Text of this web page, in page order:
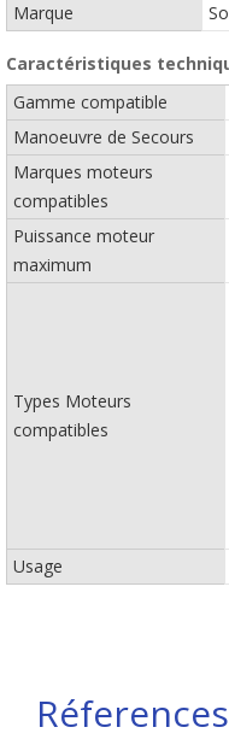
Marque
Caractéristiques
Gamme compatible
Manoeuvre de Secours
Marques moteurs
compatibles
Puissance moteur
maximum
Types Moteurs
compatibles
Usage